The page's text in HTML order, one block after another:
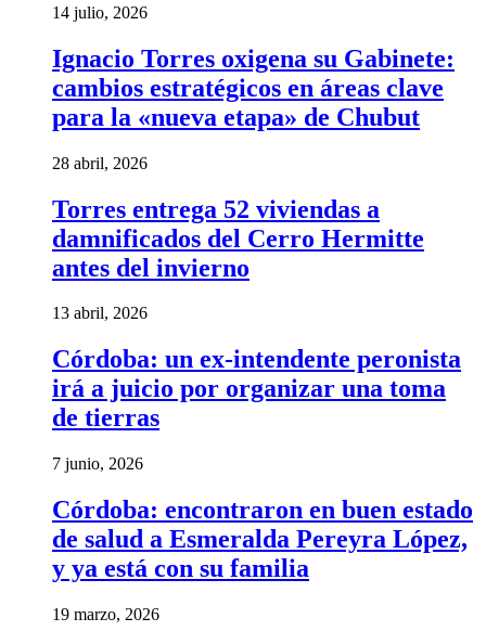
14 julio, 2026
Ignacio Torres oxigena su Gabinete:
cambios estratégicos en áreas clave
para la «nueva etapa» de Chubut
28 abril, 2026
Torres entrega 52 viviendas a
damnificados del Cerro Hermitte
antes del invierno
13 abril, 2026
Córdoba: un ex-intendente peronista
irá a juicio por organizar una toma
de tierras
7 junio, 2026
Córdoba: encontraron en buen estado
de salud a Esmeralda Pereyra López,
y ya está con su familia
19 marzo, 2026